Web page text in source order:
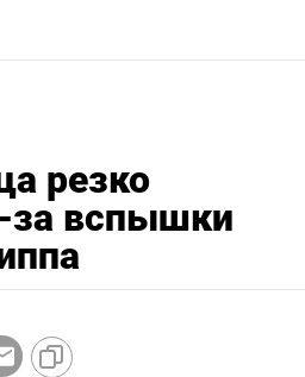
резко
за вспышки